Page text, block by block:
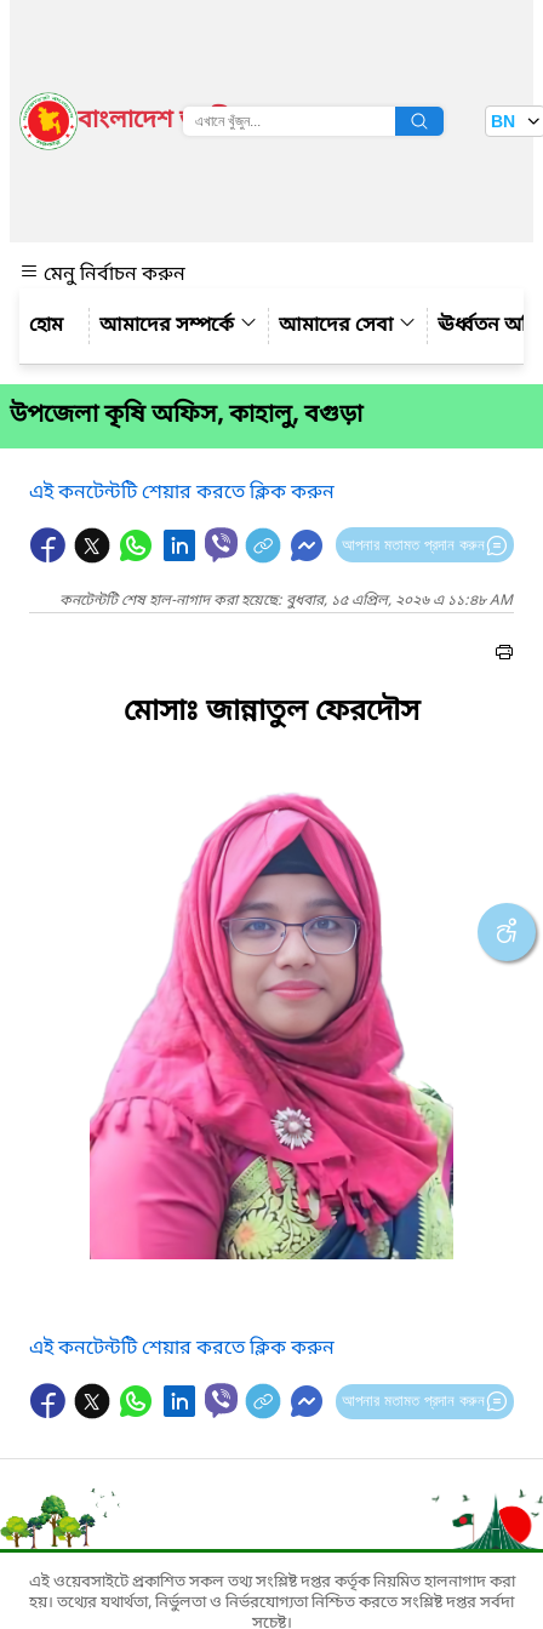
বাংলাদেশ জাতীয় তথ্য বাতায়ন BN
মেনু নির্বাচন করুন
আমাদের সম্পর্কে
আমাদের সেবা ঊর্ধ্বতন
উপজেলা কৃষি অফিস, কাহালু, বগুড়া
এই কনটেন্টটি শেয়ার করতে ক্লিক করুন
আপনার মতামত প্রদান করুন
কনটেন্টটি শেষ হাল-নাগাদ করা হয়েছে: বুধবার, ১৫ এপ্রিল, ২০২৬ এ ১১:৪৮ AM
মোসাঃ জান্নাতুল ফেরদৌস
এই কনটেন্টটি শেয়ার করতে ক্লিক করুন
আপনার মতামত প্রদান করুন
এই ওয়েবসাইটে প্রকাশিত সকল তথ্য সংশ্লিষ্ট দপ্তর কর্তৃক নিয়মিত হালনাগাদ করা
হয়। তথ্যের যথার্থতা, নির্ভুলতা ও নির্ভরযোগ্যতা নিশ্চিত করতে সংশ্লিষ্ট দপ্তর সর্বদা
সচেষ্ট।